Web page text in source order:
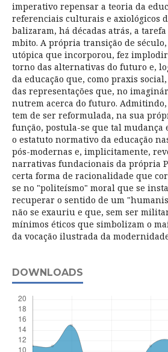
imperativo repensar a teoria da
referenciais culturais e axiológicos
balizaram, há décadas atrás, a
mbito. A própria transição de
utópica que incorporou, fez
torno das alternativas do futuro e,
da educação que, como praxis
das representações que, no
nutrem acerca do futuro. Admitindo,
tem de ser reformulada, na sua
função, postula-se que tal mudança
o estatuto normativo da educação
pós-modernas e, implicitamente,
narrativas fundacionais da própria
certa forma de racionalidade que
se no "politeísmo" moral que se
recuperar o sentido de um
não se exauriu e que, sem ser
mínimos éticos que simbolizam o
da vocação ilustrada da
DOWNLOADS